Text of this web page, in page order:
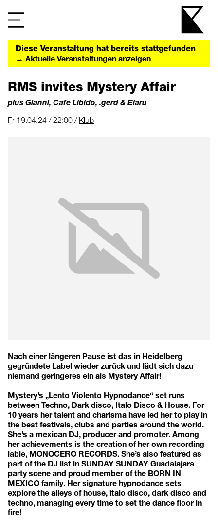
Diese Veranstaltung hat bereits stattgefunden
→ Aktuelle Veranstaltungen anzeigen
RMS invites Mystery Affair
plus Gianni, Cafe Libido, .gerd & Elaru
Fr 19.04.24 / 22:00 / Klub
Nach einer längeren Pause ist das in Heidelberg
gegründete Label wieder zurück und lädt sich dazu
niemand geringeres ein als Mystery Affair!
Mystery’s „Lento Violento Hypnodance“ set runs
between Techno, Dark disco, Italo Disco & House. For
10 years her talent and charisma have led her to play in
the best festivals, clubs and parties around the world.
She’s a mexican DJ, producer and promoter. Among
her achievements is the creation of her own recording
lable, MONOCERO RECORDS. She’s also featured as
part of the DJ list in SUNDAY SUNDAY Guadalajara
party scene and proud member of the BORN IN
MEXICO family. Her signature hypnodance sets
explore the alleys of house, italo disco, dark disco and
techno, managing every time to set the dance floor in
fire!